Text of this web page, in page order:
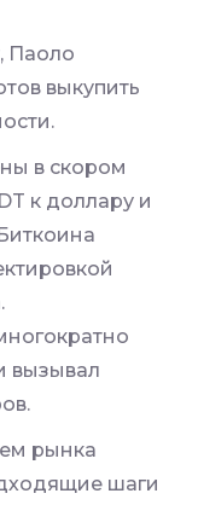
Паоло
выкупить
в скором
к доллару и
вызывал
рынка
шаги